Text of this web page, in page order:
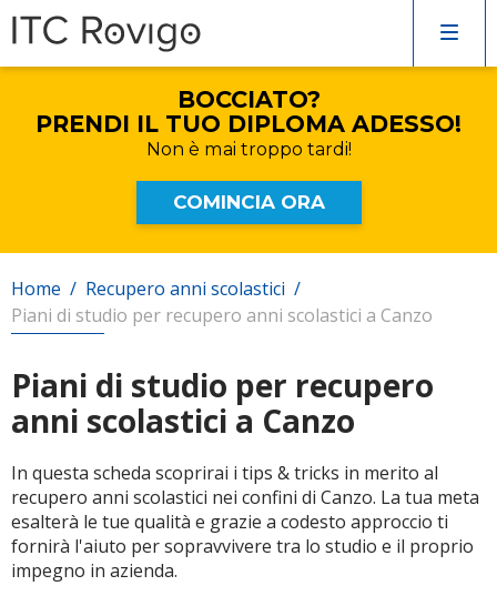
Corsi di inglese
Recupero anni scolastici
Scuole private
Scuole serali
BOCCIATO?
PRENDI IL TUO DIPLOMA ADESSO!
Non è mai troppo tardi!
COMINCIA ORA
Home / Recupero anni scolastici /
Piani di studio per recupero anni scolastici a Canzo
Piani di studio per recupero
anni scolastici a Canzo
In questa scheda scoprirai i tips & tricks in merito al
recupero anni scolastici nei confini di Canzo. La tua meta
esalterà le tue qualità e grazie a codesto approccio ti
fornirà l'aiuto per sopravvivere tra lo studio e il proprio
impegno in azienda.
COMPILA IL FORM SENZA IMPEGNO!
Verrai rincontattato al più presto